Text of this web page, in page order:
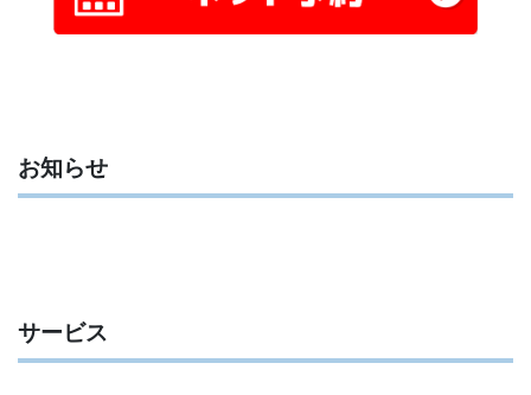
お知らせ
サービス